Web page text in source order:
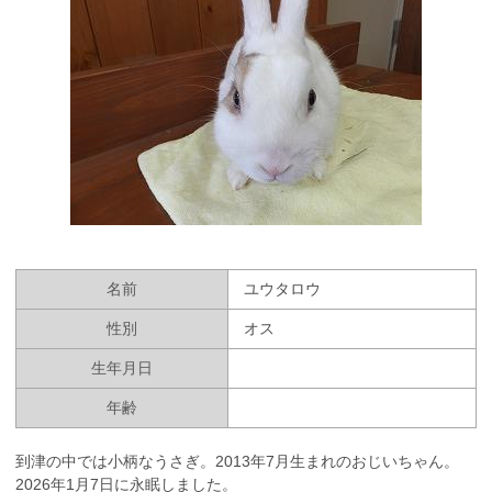
名前 ユウタロウ
性別 オス
生年月日
年齢
到津の中では小柄なうさぎ。2013年7月生まれのおじいちゃん。
2026年1月7日に永眠しました。